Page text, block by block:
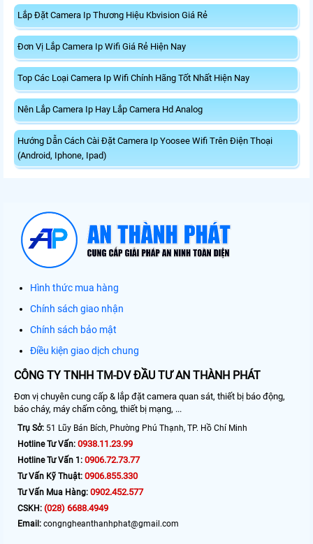
Lắp Đặt Camera Ip Thương Hiệu Kbvision Giá Rẻ
Đơn Vị Lắp Camera Ip Wifi Giá Rẻ Hiện Nay
Top Các Loại Camera Ip Wifi Chính Hãng Tốt Nhất Hiện Nay
Nên Lắp Camera Ip Hay Lắp Camera Hd Analog
Hướng Dẫn Cách Cài Đặt Camera Ip Yoosee Wifi Trên Điện Thoại
(Android, Iphone, Ipad)
Hình thức mua hàng
Chính sách giao nhận
Chính sách bảo mật
Điều kiện giao dịch chung
CÔNG TY TNHH TM-DV ĐẦU TƯ AN THÀNH PHÁT
Đơn vị chuyên cung cấp & lắp đặt camera quan sát, thiết bị báo động,
báo cháy, máy chấm công, thiết bị mạng, ...
Trụ Sở: 51 Lũy Bán Bích, Phường Phú Thạnh, TP. Hồ Chí Minh
Hotline Tư Vấn: 0938.11.23.99
Hotline Tư Vấn 1: 0906.72.73.77
Tư Vấn Kỹ Thuật: 0906.855.330
Tư Vấn Mua Hàng: 0902.452.577
CSKH: (028) 6688.4949
Email: congngheanthanhphat@gmail.com